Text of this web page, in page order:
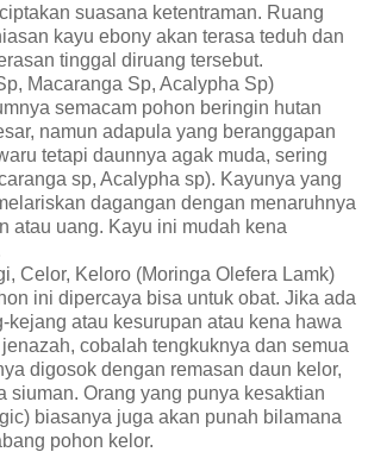
suasana ketentraman. Ruang
kayu ebony akan terasa teduh dan
tinggal diruang tersebut.
Macaranga Sp, Acalypha Sp)
semacam pohon beringin hutan
namun adapula yang beranggapan
tetapi daunnya agak muda, sering
sp, Acalypha sp). Kayunya yang
dagangan dengan menaruhnya
atau uang. Kayu ini mudah kena
Celor, Keloro (Moringa Olefera Lamk)
ini dipercaya bisa untuk obat. Jika ada
kejang atau kesurupan atau kena hawa
cobalah tengkuknya dan semua
digosok dengan remasan daun kelor,
siuman. Orang yang punya kesaktian
biasanya juga akan punah bilamana
pohon kelor.